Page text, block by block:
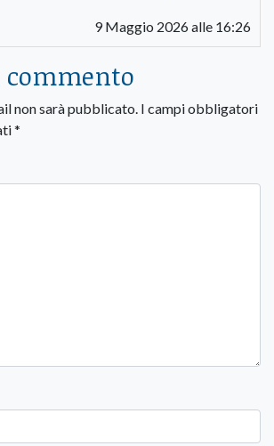
9 Maggio 2026 alle 16:26
commento
non sarà pubblicato. I campi obbligatori
*